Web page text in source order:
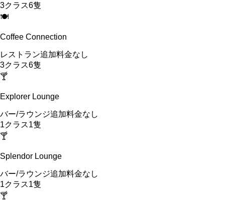
3クラス6隻
🍽
Coffee Connection
レストラン追加料金なし
3クラス6隻
🍸
Explorer Lounge
バー/ラウンジ追加料金なし
1クラス1隻
🍸
Splendor Lounge
バー/ラウンジ追加料金なし
1クラス1隻
🍸